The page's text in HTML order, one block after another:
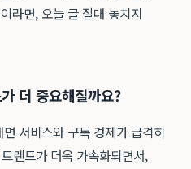
라면, 오늘 글 절대 놓치지
더 중요해질까요?
서비스와 구독 경제가 급격히
렌드가 더욱 가속화되면서,